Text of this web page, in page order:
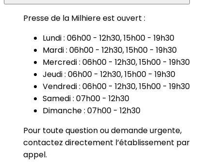
Presse de la Milhiere est ouvert :
Lundi : 06h00 - 12h30, 15h00 - 19h30
Mardi : 06h00 - 12h30, 15h00 - 19h30
Mercredi : 06h00 - 12h30, 15h00 - 19h30
Jeudi : 06h00 - 12h30, 15h00 - 19h30
Vendredi : 06h00 - 12h30, 15h00 - 19h30
Samedi : 07h00 - 12h30
Dimanche : 07h00 - 12h30
Pour toute question ou demande urgente,
contactez directement l’établissement par
appel.